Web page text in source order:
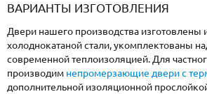
ВАРИАНТЫ ИЗГОТОВЛЕНИЯ
Двери нашего производства изготовлены
холоднокатаной стали, укомплектованы
современной теплоизоляцией. Для
производим непромерзающие двери с
дополнительной изоляционной